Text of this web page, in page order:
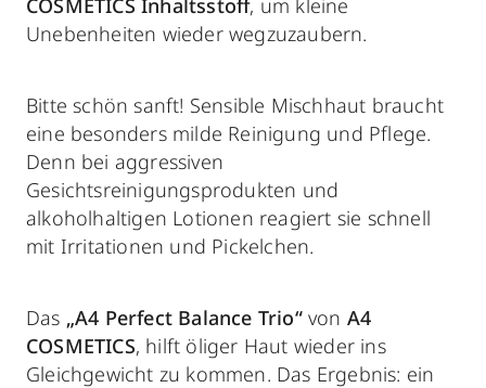
COSMETICS Inhaltsstoff, um kleine
Unebenheiten wieder wegzuzaubern.
Bitte schön sanft! Sensible Mischhaut braucht
eine besonders milde Reinigung und Pflege.
Denn bei aggressiven
Gesichtsreinigungsprodukten und
alkoholhaltigen Lotionen reagiert sie schnell
mit Irritationen und Pickelchen.
Das „A4 Perfect Balance Trio“von A4
COSMETICS, hilft öliger Haut wieder ins
Gleichgewicht zu kommen. Das Ergebnis: ein